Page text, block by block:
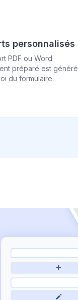
personnalisés
PDF ou Word
préparé est généré
du formulaire.